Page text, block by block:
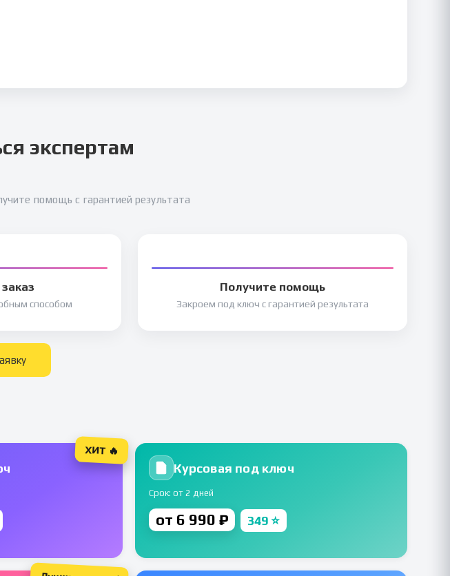
экспертам
помощь с гарантией результата
способом
Получите помощь
Закроем под ключ с гарантией результата
ХИТ 🔥
Курсовая под ключ
Срок: от 2 дней
от 6 990 ₽ 349 ⭐